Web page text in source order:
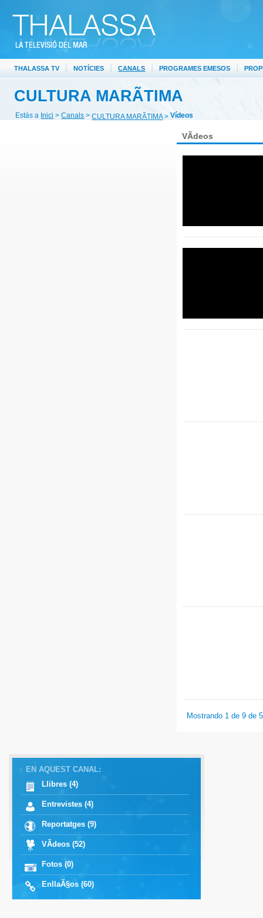
THALASSA TV NOTÍCIES CANALS PROGRAMES EMESOS
CULTURA MARÃTIMA
Estás a Inici > Canals > CULTURA MARÃTIMA > Vídeos
VÃ­deos
Mostrando 1 de 9 de
EN AQUEST CANAL:
Llibres (4)
Entrevistes (4)
Reportatges (9)
VÃ­deos (52)
Fotos (0)
EnllaÃ§os (60)